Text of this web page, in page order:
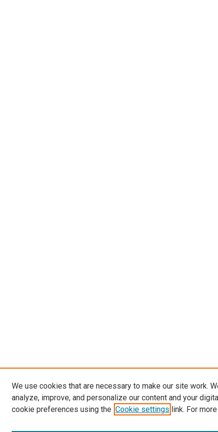
We use cookies that are necessary to make our site work.
analyze, improve, and personalize our content and your
cookie preferences using the Cookie settings link. For